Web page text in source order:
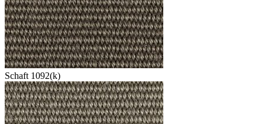
Schaft 1092(k)